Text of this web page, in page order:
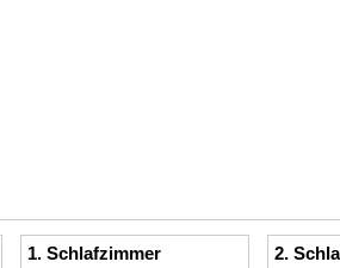
1. Schlafzimmer
2.